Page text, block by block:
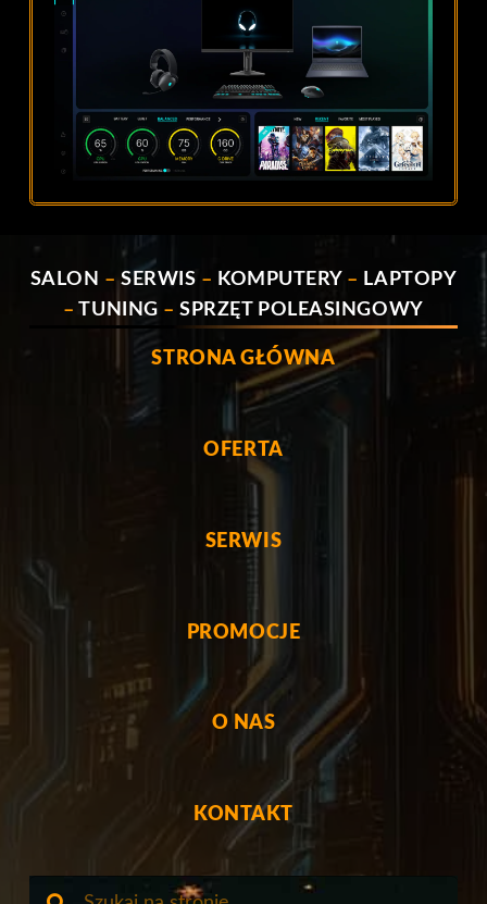
SALON –SERWIS – KOMPUTERY – LAPTOPY
– TUNING – SPRZĘT POLEASINGOWY
STRONA GŁÓWNA
OFERTA
SERWIS
PROMOCJE
O NAS
KONTAKT